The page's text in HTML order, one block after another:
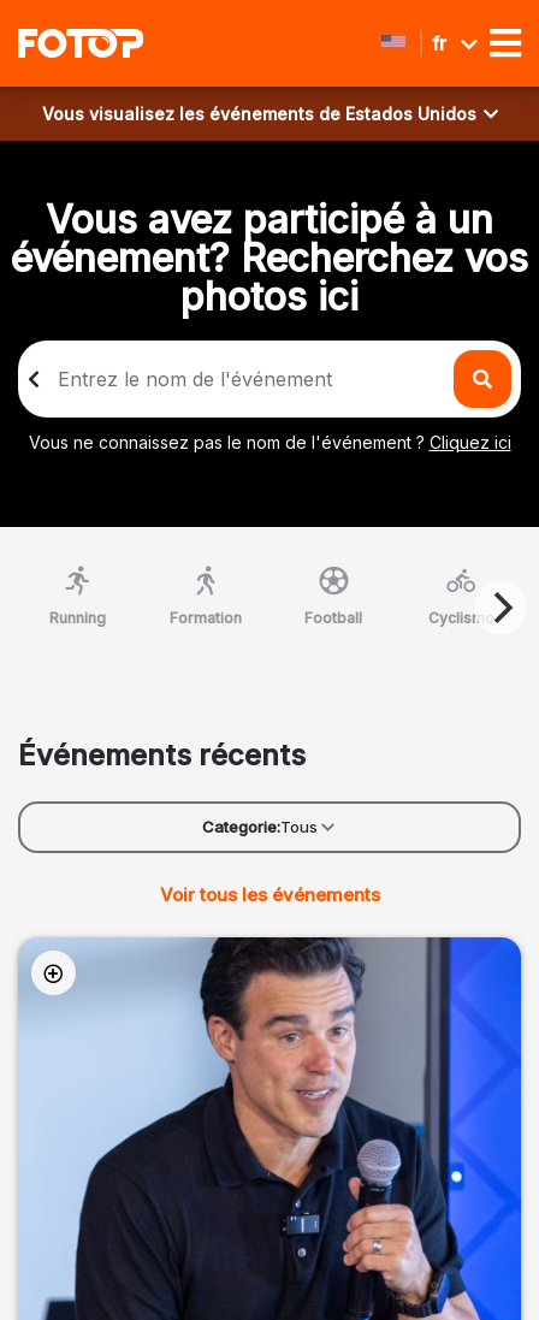
fr
Vous visualisez les événements de Estados Unidos
Vous avez participé à un
événement? Recherchez vos
photos ici
Vous ne connaissez pas le nom de l'événement ? Cliquez ici
Running Formation Football Cyclismo
Événements récents
Categorie:Tous
Voir tous les événements